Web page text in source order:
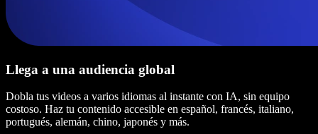
Llega a una audiencia global
Dobla tus videos a varios idiomas al instante con IA, sin equipo
costoso. Haz tu contenido accesible en español, francés, italiano,
portugués, alemán, chino, japonés y más.